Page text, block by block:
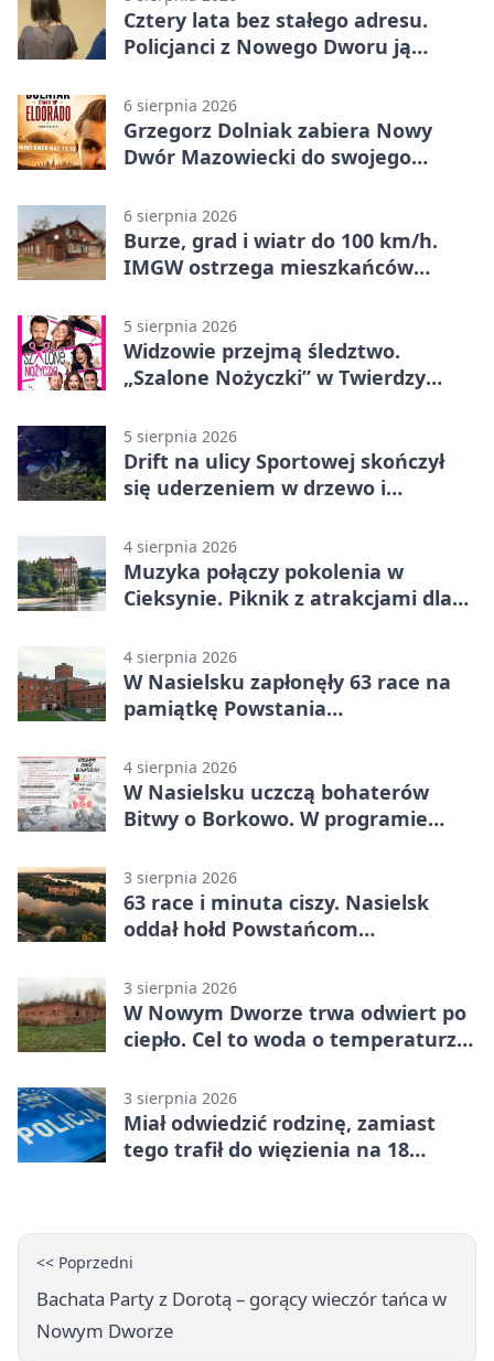
Cztery lata bez stałego adresu.
Policjanci z Nowego Dworu ją
6 sierpnia 2026
Grzegorz Dolniak zabiera Nowy
Dwór Mazowiecki do swojego
6 sierpnia 2026
Burze, grad i wiatr do 100 km/h.
IMGW ostrzega mieszkańców
5 sierpnia 2026
Widzowie przejmą śledztwo.
„Szalone Nożyczki” w Twierdzy
5 sierpnia 2026
Drift na ulicy Sportowej skończył
się uderzeniem w drzewo i
4 sierpnia 2026
Muzyka połączy pokolenia w
Cieksynie. Piknik z atrakcjami dla
4 sierpnia 2026
W Nasielsku zapłonęły 63 race na
pamiątkę Powstania
4 sierpnia 2026
W Nasielsku uczczą bohaterów
Bitwy o Borkowo. W programie
3 sierpnia 2026
63 race i minuta ciszy. Nasielsk
oddał hołd Powstańcom
3 sierpnia 2026
W Nowym Dworze trwa odwiert po
ciepło. Cel to woda o temperaturze
3 sierpnia 2026
Miał odwiedzić rodzinę, zamiast
tego trafił do więzienia na 18
<< Poprzedni
Bachata Party z Dorotą – gorący wieczór tańca w
Nowym Dworze